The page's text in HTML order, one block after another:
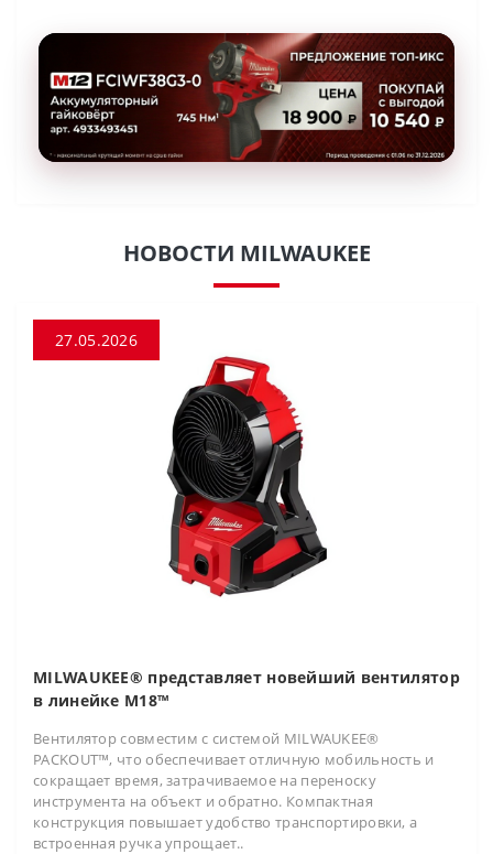
НОВОСТИ MILWAUKEE
27.05.2026
MILWAUKEE® представляет новейший вентилятор
в линейке M18™
Вентилятор совместим с системой MILWAUKEE®
PACKOUT™, что обеспечивает отличную мобильность и
сокращает время, затрачиваемое на переноску
инструмента на объект и обратно. Компактная
конструкция повышает удобство транспортировки, а
встроенная ручка упрощает..